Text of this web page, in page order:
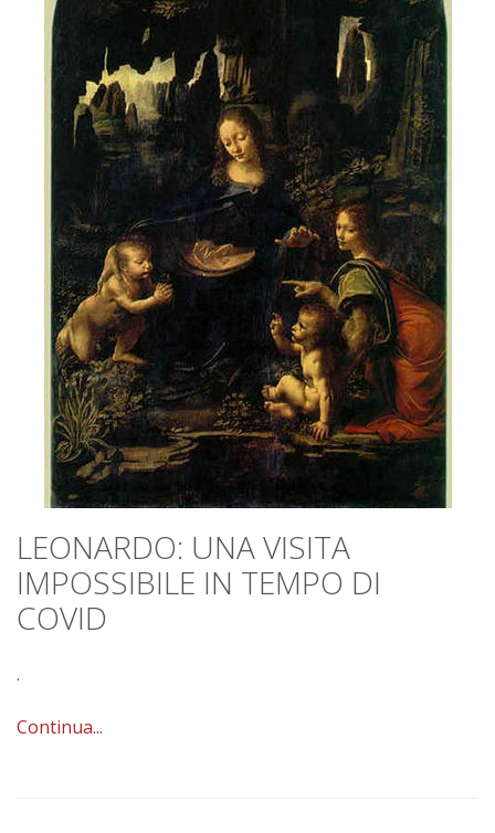
LEONARDO: UNA VISITA
IMPOSSIBILE IN TEMPO DI
COVID
.
Continua...